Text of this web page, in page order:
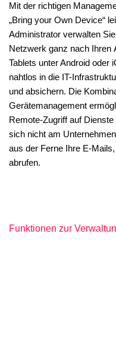
Mit der richtigen
„Bring your Own Device“
Administrator verwalten
Netzwerk ganz nach Ihren
Tablets unter Android oder
nahtlos in die IT-
und absichern. Die
Gerätemanagement
Remote-Zugriff auf
sich nicht am
aus der Ferne Ihre E-
abrufen.
Funktionen zur